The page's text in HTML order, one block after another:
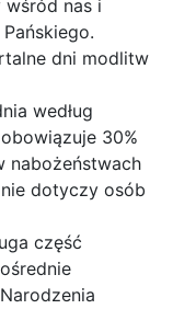
wśród nas i
dni modlitw
według
30%
nabożeństwach
dotyczy osób
część